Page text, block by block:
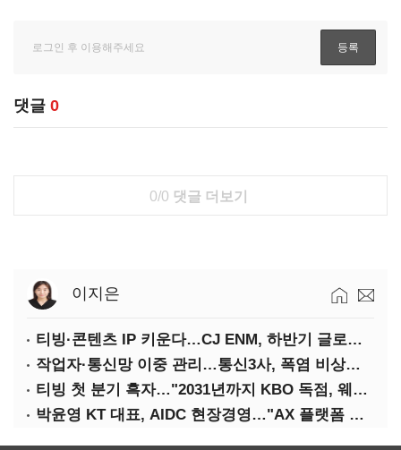
댓글 0
0/0 댓글 더보기
이지은
티빙·콘텐츠 IP 키운다…CJ ENM, 하반기 글로벌 확장 가속
작업자·통신망 이중 관리…통신3사, 폭염 비상대응 돌입
티빙 첫 분기 흑자…"2031년까지 KBO 독점, 웨이브 합병도 속도"
박윤영 KT 대표, AIDC 현장경영…"AX 플랫폼 핵심 인프라로 키운다"